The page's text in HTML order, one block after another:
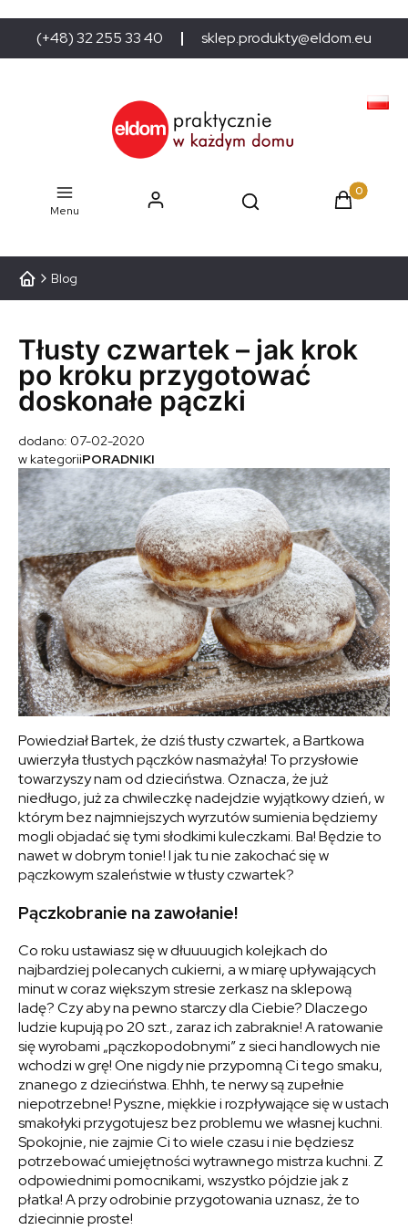
(+48) 32 255 33 40 sklep.produkty@eldom.eu
Menu
Produkty
Blog
Tłusty czwartek – jak krok
po kroku przygotować
doskonałe pączki
dodano: 07-02-2020
w kategoriiPORADNIKI
Powiedział Bartek, że dziś tłusty czwartek, a Bartkowa
uwierzyła tłustych pączków nasmażyła! To przysłowie
towarzyszy nam od dzieciństwa. Oznacza, że już
niedługo, już za chwileczkę nadejdzie wyjątkowy dzień, w
którym bez najmniejszych wyrzutów sumienia będziemy
mogli objadać się tymi słodkimi kuleczkami. Ba! Będzie to
nawet w dobrym tonie! I jak tu nie zakochać się w
pączkowym szaleństwie w tłusty czwartek?
Pączkobranie na zawołanie!
Co roku ustawiasz się w dłuuuugich kolejkach do
najbardziej polecanych cukierni, a w miarę upływających
minut w coraz większym stresie zerkasz na sklepową
ladę? Czy aby na pewno starczy dla Ciebie? Dlaczego
ludzie kupują po 20 szt., zaraz ich zabraknie! A ratowanie
się wyrobami „pączkopodobnymi” z sieci handlowych nie
wchodzi w grę! One nigdy nie przypomną Ci tego smaku,
znanego z dzieciństwa. Ehhh, te nerwy są zupełnie
niepotrzebne! Pyszne, miękkie i rozpływające się w ustach
smakołyki przygotujesz bez problemu we własnej kuchni.
Spokojnie, nie zajmie Ci to wiele czasu i nie będziesz
potrzebować umiejętności wytrawnego mistrza kuchni. Z
odpowiednimi pomocnikami, wszystko pójdzie jak z
płatka! A przy odrobinie przygotowania uznasz, że to
dziecinnie proste!